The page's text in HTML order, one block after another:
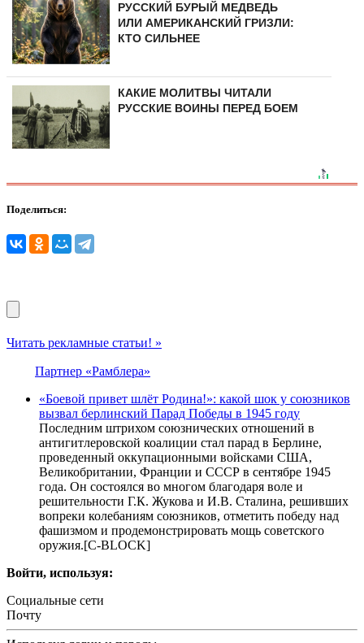
РУССКИЙ БУРЫЙ МЕДВЕДЬ
ИЛИ АМЕРИКАНСКИЙ ГРИЗЛИ:
КТО СИЛЬНЕЕ
КАКИЕ МОЛИТВЫ ЧИТАЛИ
РУССКИЕ ВОИНЫ ПЕРЕД БОЕМ
Поделиться:
Читать рекламные статьи! »
Партнер «Рамблера»
«Боевой привет шлёт Родина!»: какой шок у союзников
вызвал берлинский Парад Победы в 1945 году
Последним штрихом союзнических отношений в
антигитлеровской коалиции стал парад в Берлине,
проведенный оккупационными войсками США,
Великобритании, Франции и СССР в сентябре 1945
года. Он состоялся во многом благодаря воле и
решительности Г.К. Жукова и И.В. Сталина, решивших
вопреки колебаниям союзников, отметить победу над
фашизмом и продемонстрировать мощь советского
оружия.[С-BLOCK]
Войти, используя:
Социальные сети
Почту